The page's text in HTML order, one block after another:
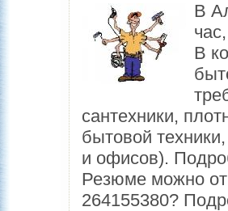
В
В
сантехники,
бытовой
и офисов).
Резюме можно
264155380?